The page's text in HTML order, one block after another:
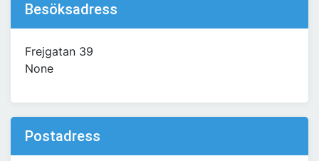
Besöksadress
Frejgatan 39
None
Postadress